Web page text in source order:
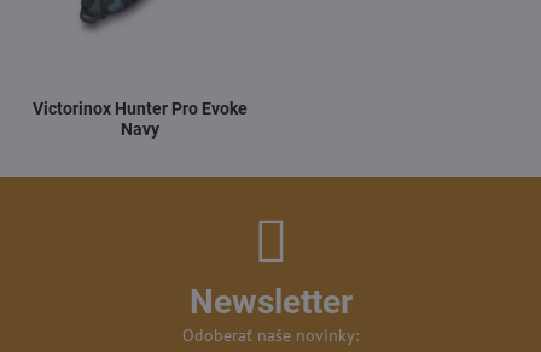
Victorinox Hunter Pro Evoke
Navy
Newsletter
Odoberať naše novinky: